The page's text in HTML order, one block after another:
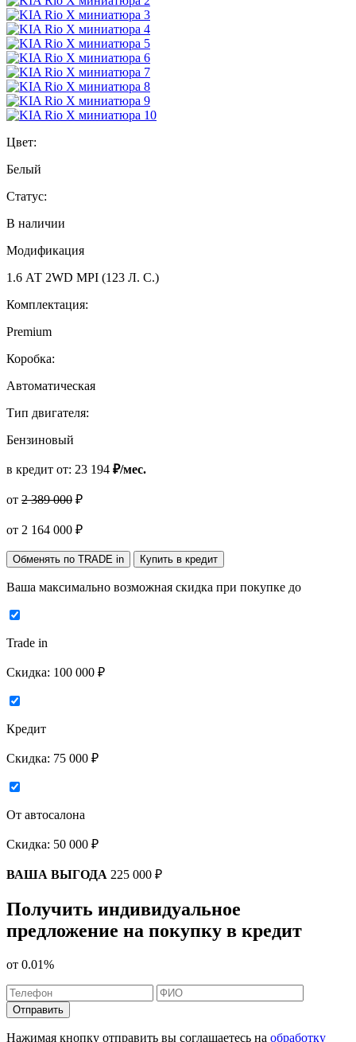
Цвет:
Белый
Статус:
В наличии
Модификация
1.6 АТ 2WD MPI (123 Л. C.)
Комплектация:
Premium
Коробка:
Автоматическая
Тип двигателя:
Бензиновый
в кредит от: 23 194 ₽/мес.
от 2 389 000 ₽
от 2 164 000 ₽
Обменять по TRADE in Купить в кредит
Ваша максимально возможная скидка при покупке до
Trade in
Скидка: 100 000 ₽
Кредит
Скидка: 75 000 ₽
От автосалона
Скидка: 50 000 ₽
ВАША ВЫГОДА 225 000 ₽
Получить индивидуальное
предложение на покупку в кредит
от 0.01%
Отправить
Нажимая кнопку отправить вы соглашаетесь на обработку